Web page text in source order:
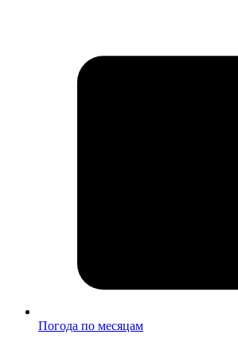
Погода по месяцам